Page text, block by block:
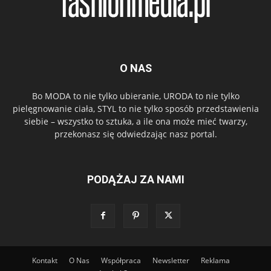
O NAS
Bo MODA to nie tylko ubieranie, URODA to nie tylko
pielęgnowanie ciała, STYL to nie tylko sposób przedstawienia
siebie – wszystko to sztuka, a ile ona może mieć twarzy,
przekonasz się odwiedzając nasz portal.
PODĄŻAJ ZA NAMI
Kontakt O Nas Współpraca Newsletter
Reklama